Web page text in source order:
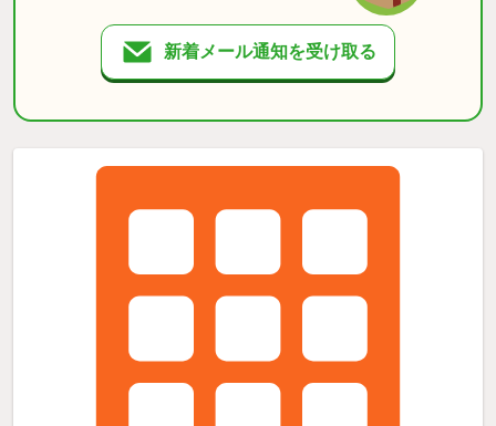
新着メール通知を受け取る